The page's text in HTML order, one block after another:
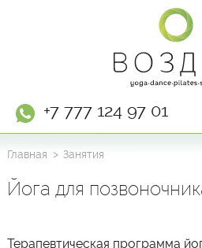
+7 777 124 97 01
Главная Занятия
Йога для
Терапевтическая программа